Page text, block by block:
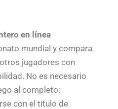
en línea
mundial y compara
jugadores con
No es necesario
al completo:
con el título de